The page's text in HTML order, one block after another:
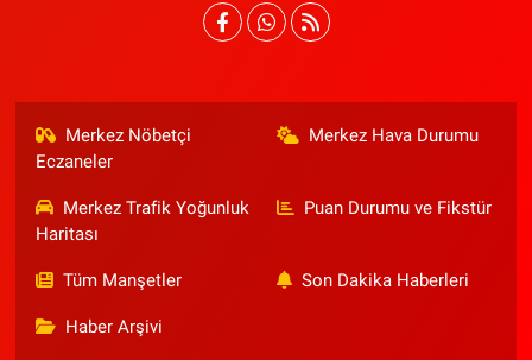
Merkez Nöbetçi
Eczaneler
Merkez Hava Durumu
Merkez Trafik Yoğunluk
Haritası
Puan Durumu ve Fikstür
Tüm Manşetler Son Dakika Haberleri
Haber Arşivi